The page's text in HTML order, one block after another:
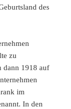
des
zu
dann 1918 auf
im
In den